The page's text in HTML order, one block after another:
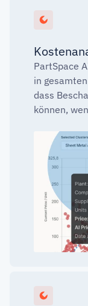
PartSpace
in
dass
können,